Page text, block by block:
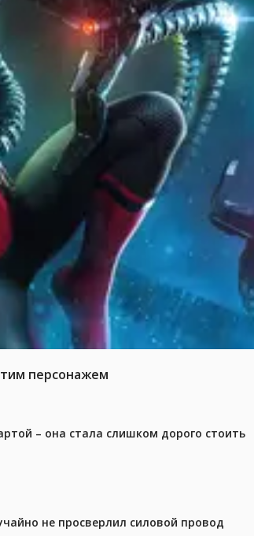
персонажем
– она стала слишком дорого стоить
не просверлил силовой провод